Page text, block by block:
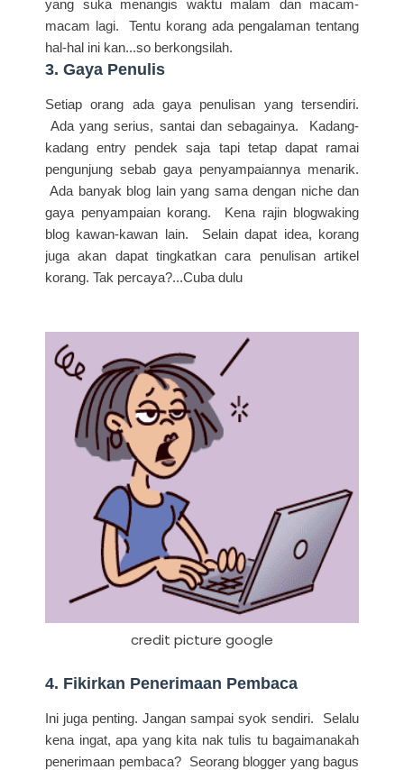
yang suka menangis waktu malam dan macam-
macam lagi. Tentu korang ada pengalaman tentang
hal-hal ini kan...so berkongsilah.
3. Gaya Penulis
Setiap orang ada gaya penulisan yang tersendiri.
Ada yang serius, santai dan sebagainya. Kadang-
kadang entry pendek saja tapi tetap dapat ramai
pengunjung sebab gaya penyampaiannya menarik.
Ada banyak blog lain yang sama dengan niche dan
gaya penyampaian korang. Kena rajin blogwaking
blog kawan-kawan lain. Selain dapat idea, korang
juga akan dapat tingkatkan cara penulisan artikel
korang. Tak percaya?...Cuba dulu
credit picture google
4. Fikirkan Penerimaan Pembaca
Ini juga penting. Jangan sampai syok sendiri. Selalu
kena ingat, apa yang kita nak tulis tu bagaimanakah
penerimaan pembaca? Seorang blogger yang bagus